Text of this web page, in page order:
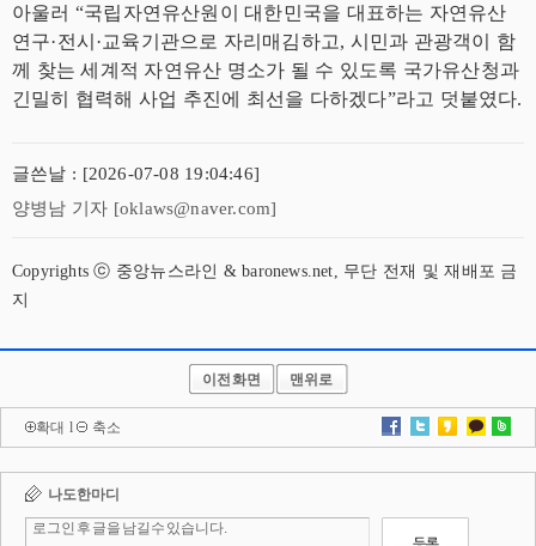
아울러 “국립자연유산원이 대한민국을 대표하는 자연유산
연구·전시·교육기관으로 자리매김하고, 시민과 관광객이 함
께 찾는 세계적 자연유산 명소가 될 수 있도록 국가유산청과
긴밀히 협력해 사업 추진에 최선을 다하겠다”라고 덧붙였다.
글쓴날 : [2026-07-08 19:04:46]
양병남 기자 [oklaws@naver.com]
Copyrights ⓒ 중앙뉴스라인 & baronews.net, 무단 전재 및 재배포 금
지
이전화면 맨위로
확대 l 축소